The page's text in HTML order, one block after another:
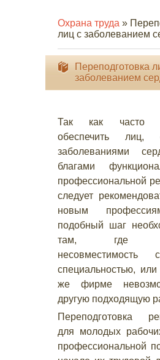
Охрана труда »
лиц с заболеванием
Переподготовка
заболеванием
Так как часто
обеспечить лиц,
заболеваниями
благами
профессиональной
следует
новым
подобный шаг
там, где
специальностью,
же фирме
другую подходящую
Переподготовка
для молодых
профессиональной